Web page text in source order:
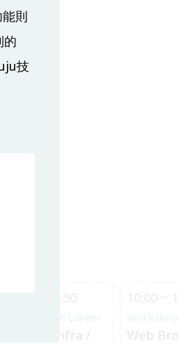
Open Source Career
Road to Infra /
Workshop
Web
則
的
技